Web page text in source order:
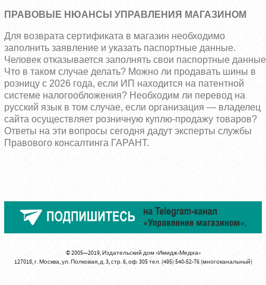
ПРАВОВЫЕ НЮАНСЫ УПРАВЛЕНИЯ МАГАЗИНОМ
Для возврата сертификата в магазин необходимо
заполнить заявление и указать паспортные данные.
Человек отказывается заполнять свои паспортные
Что в таком случае делать? Можно ли продавать шины в
розницу с 2026 года, если ИП находится на патентной
системе налогообложения? Необходим ли перевод на
русский язык в том случае, если организация — владелец
сайта осуществляет розничную куплю-продажу товаров?
Ответы на эти вопросы сегодня дадут эксперты службы
Правового консалтинга ГАРАНТ.
© 2005—2019, Издательский дом «Имидж-Медиа»
127018, г. Москва, ул. Полковая, д. 3, стр. 6, оф. 305 тел. (495) 540-52-76 (многоканальный)